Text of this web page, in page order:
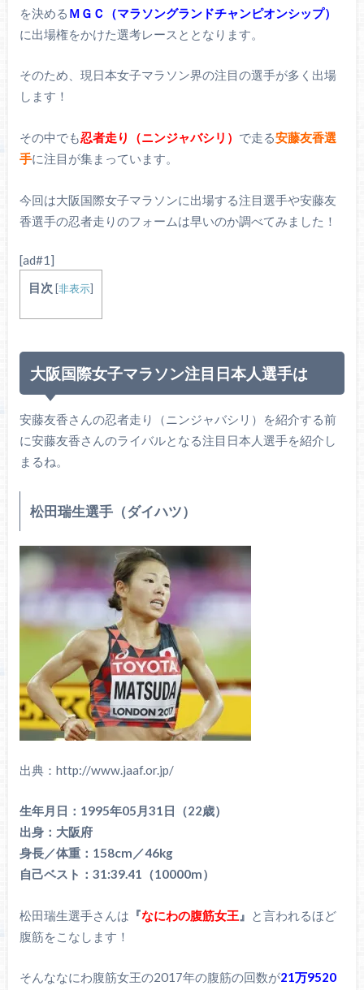
を決める ＭＧＣ（マラソングランドチャンピオンシップ）
に出場権をかけた選考レースととなります。
そのため、現日本女子マラソン界の注目の選手が多く出場
します！
その中でも忍者走り（ニンジャバシリ） で走る安藤友香選
手に注目が集まっています。
今回は大阪国際女子マラソンに出場する注目選手や安藤友
香選手の忍者走りのフォームは早いのか調べてみました！
[ad#1]
目次 [非表示]
大阪国際女子マラソン注目日本人選手は
安藤友香さんの忍者走り（ニンジャバシリ）を紹介する前
に安藤友香さんのライバルとなる注目日本人選手を紹介し
まるね。
松田瑞生選手（ダイハツ）
出典：http://www.jaaf.or.jp/
生年月日：1995年05月31日（22歳）
出身：大阪府
身長／体重：158cm／46kg
自己ベスト：31:39.41（10000m）
松田瑞生選手さんは 『なにわの腹筋女王』 と言われるほど
腹筋をこなします！
そんななにわ腹筋女王の2017年の腹筋の回数が21万9520